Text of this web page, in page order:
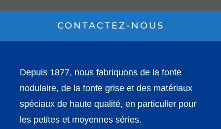
CONTACTEZ-NOUS
Depuis 1877, nous fabriquons de la fonte
nodulaire, de la fonte grise et des matériaux
spéciaux de haute qualité, en particulier pour
les petites et moyennes séries.